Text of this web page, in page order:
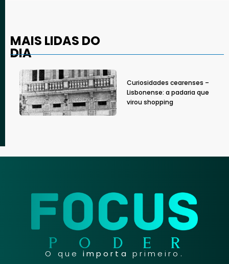
MAIS LIDAS DO
DIA
Curiosidades cearenses –
Lisbonense: a padaria que
virou shopping
O que importa primeiro.